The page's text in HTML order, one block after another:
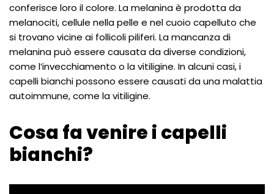
conferisce loro il colore. La melanina è prodotta da
melanociti, cellule nella pelle e nel cuoio capelluto che
si trovano vicine ai follicoli piliferi. La mancanza di
melanina può essere causata da diverse condizioni,
come l’invecchiamento o la vitiligine. In alcuni casi, i
capelli bianchi possono essere causati da una malattia
autoimmune, come la vitiligine.
Cosa fa venire i capelli
bianchi?